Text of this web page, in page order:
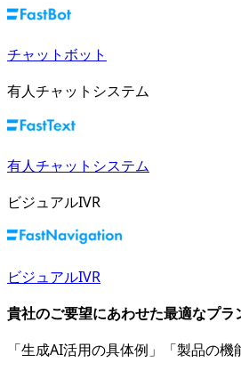
チャットボット
有人チャットシステム
有人チャットシステム
ビジュアルIVR
ビジュアルIVR
貴社のご要望にあわせた最適なプラ
「生成AI活用の具体例」「製品の